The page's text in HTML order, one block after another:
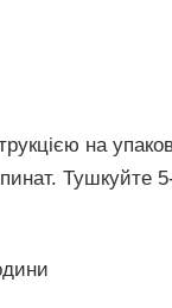
на
Тушкуйте